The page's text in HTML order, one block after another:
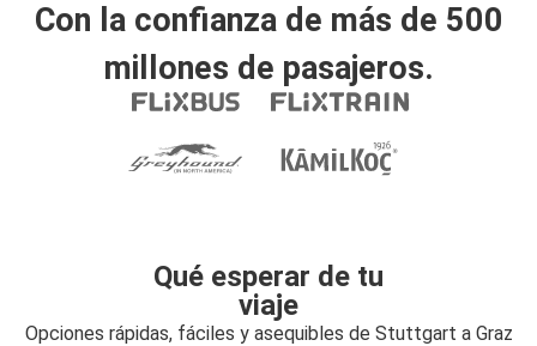
Con la confianza de más de 500
millones de pasajeros.
Qué esperar de tu
viaje
Opciones rápidas, fáciles y asequibles de Stuttgart a Graz